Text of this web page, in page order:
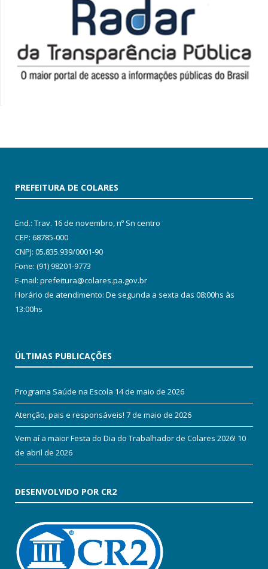
PREFEITURA DE COLARES
End.: Trav. 16 de novembro, nº Sn centro
CEP: 68785-000
CNPJ: 05.835.939/0001-90
Fone: (91) 98201-9773
E-mail: prefeitura@colares.pa.gov.br
Horário de atendimento: De segunda a sexta das 08:00hs às
13:00hs
ÚLTIMAS PUBLICAÇÕES
Programa Saúde na Escola 14 de maio de 2026
Atenção, pais e responsáveis! 7 de maio de 2026
Vem aí a maior Festa do Dia do Trabalhador de Colares 2026! 10
de abril de 2026
DESENVOLVIDO POR CR2